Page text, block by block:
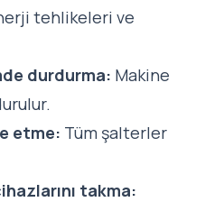
tehlikeleri ve
durdurma: Makine
etme: Tüm şalterler
takma: